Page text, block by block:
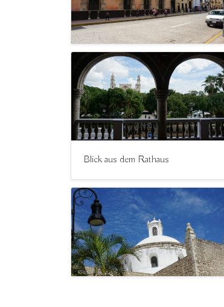
Blick aus dem Rathaus